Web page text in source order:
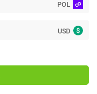
POL
USD $